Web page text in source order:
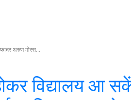
अरुण मोरस...
विद्यालय आ